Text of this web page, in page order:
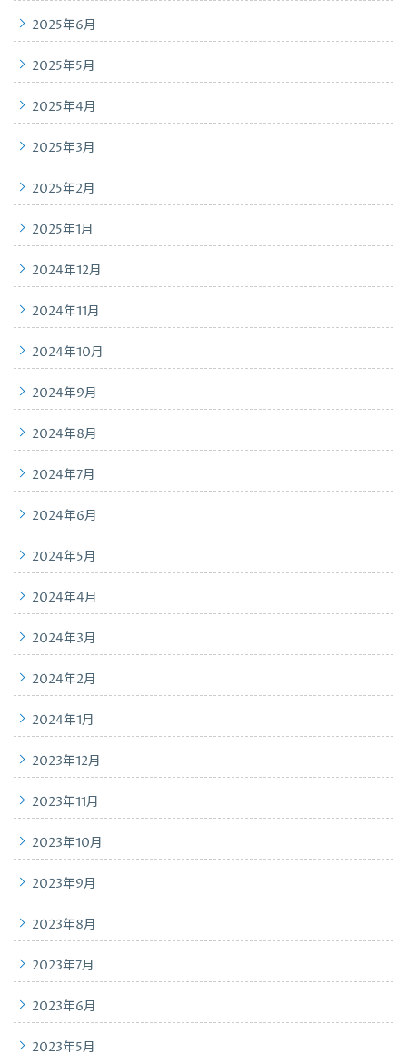
2025年6月
2025年5月
2025年4月
2025年3月
2025年2月
2025年1月
2024年12月
2024年11月
2024年10月
2024年9月
2024年8月
2024年7月
2024年6月
2024年5月
2024年4月
2024年3月
2024年2月
2024年1月
2023年12月
2023年11月
2023年10月
2023年9月
2023年8月
2023年7月
2023年6月
2023年5月